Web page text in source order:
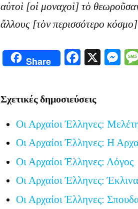
αὐτοὶ [οἱ μοναχοὶ] τὸ
ἄλλους [τὸν περισσότερο
Share X
Σχετικές δημοσιεύσεις
Οι Αρχαίοι Έλληνες:
Οι Αρχαίοι Έλληνες: Η
Οι Αρχαίοι Έλληνες: Λόγος
Οι Αρχαίοι Έλληνες:
Οι Αρχαίοι Έλληνες: